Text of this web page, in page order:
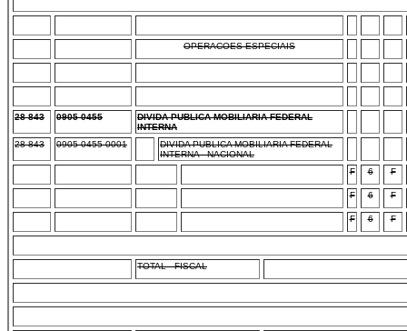
OPERACOES ESPECIAIS
28 843 0905 0455
DIVIDA PUBLICA MOBILIARIA FEDERAL
INTERNA
28 843
0905 0455 0001
DIVIDA PUBLICA MOBILIARIA FEDERAL
INTERNA - NACIONAL
F
6 F
F 6 F
F 6 F
TOTAL - FISCAL